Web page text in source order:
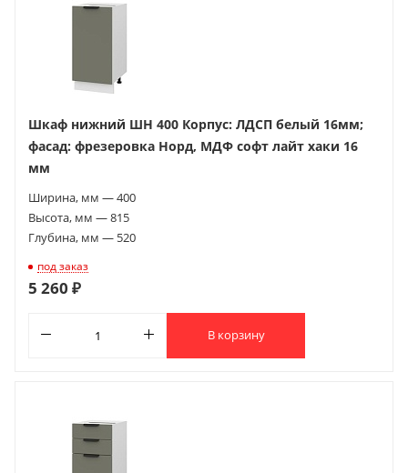
Шкаф нижний ШН 400 Корпус: ЛДСП белый 16мм;
фасад: фрезеровка Норд, МДФ софт лайт хаки 16
мм
Ширина, мм — 400
Высота, мм — 815
Глубина, мм — 520
под заказ
5 260 ₽
В корзину